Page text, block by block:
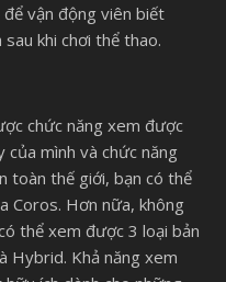
vận động viên biết
khi chơi thể thao.
chức năng xem được
mình và chức năng
toàn thế giới, bạn có thể
Coros. Hơn nữa, không
thể xem được 3 loại bản
Hybrid. Khả năng xem